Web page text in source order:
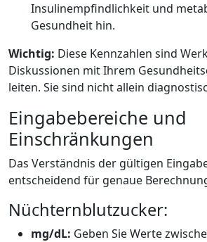
Insulinempfindlichkeit und
Gesundheit hin.
Wichtig: Diese Kennzahlen sind
Diskussionen mit Ihrem
leiten. Sie sind nicht allein
Eingabebereiche und
Einschränkungen
Das Verständnis der gültigen
entscheidend für genaue
Nüchternblutzucker:
mg/dL: Geben Sie Werte